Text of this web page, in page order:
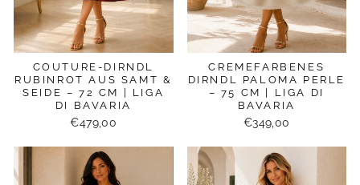
COUTURE-DIRNDL
RUBINROT AUS SAMT &
SEIDE – 72 CM | LIGA
DI BAVARIA
€479,00
CREMEFARBENES
DIRNDL PALOMA PERLE
– 75 CM | LIGA DI
BAVARIA
€349,00